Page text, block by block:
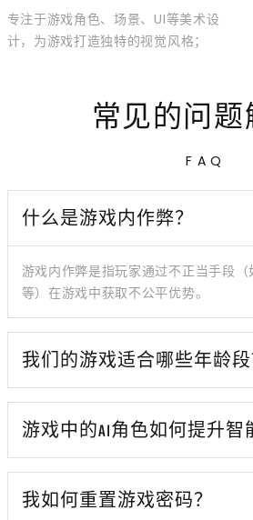
专注于游戏角色、场景、UI等美术设
计，为游戏打造独特的视觉风格；
常见的问题
F A Q
什么是游戏内作弊？
游戏内作弊是指玩家通过不正当手段
等）在游戏中获取不公平优势。
我们的游戏适合哪些年龄段
游戏中的AI角色如何提升智
我如何重置游戏密码？